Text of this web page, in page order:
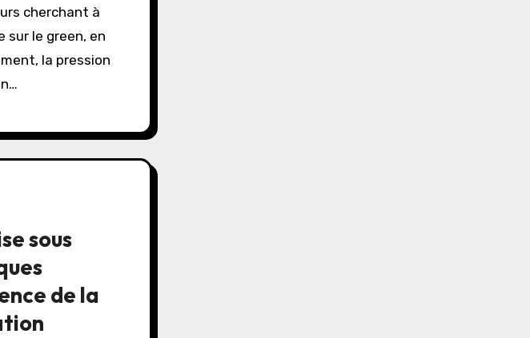
cherchant à
sur le green, en
la pression
sous
de la